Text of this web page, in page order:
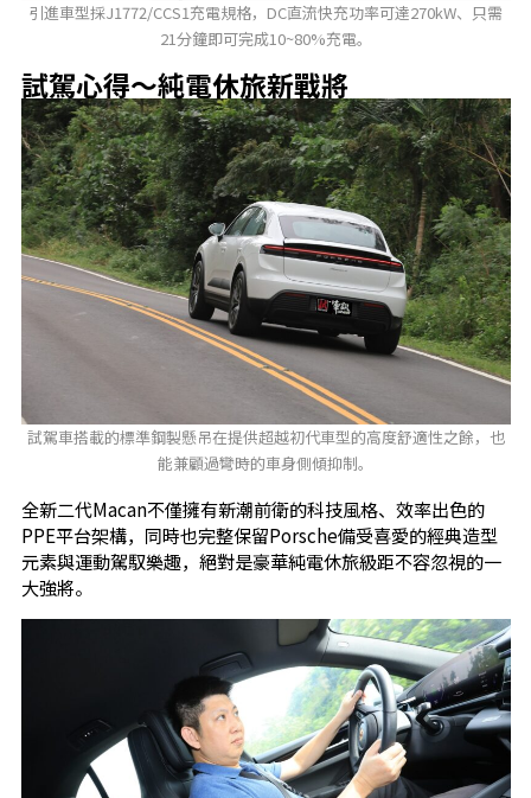
引進車型採J1772/CCS1充電規格，DC直流快充功率可達270kW、只需
21分鐘即可完成10~80%充電。
試駕心得～純電休旅新戰將
試駕車搭載的標準鋼製懸吊在提供超越初代車型的高度舒適性之餘，也
能兼顧過彎時的車身側傾抑制。
全新二代Macan不僅擁有新潮前衛的科技風格、效率出色的
PPE平台架構，同時也完整保留Porsche備受喜愛的經典造型
元素與運動駕馭樂趣，絕對是豪華純電休旅級距不容忽視的一
大強將。